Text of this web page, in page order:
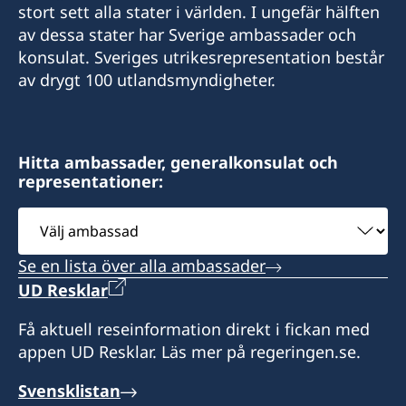
stort sett alla stater i världen. I ungefär hälften
av dessa stater har Sverige ambassader och
konsulat. Sveriges utrikesrepresentation består
av drygt 100 utlandsmyndigheter.
Hitta ambassader, generalkonsulat och
representationer:
ambassad
Se en lista över alla ambassader
UD Resklar
Få aktuell reseinformation direkt i fickan med
appen UD Resklar. Läs mer på regeringen.se.
Svensklistan